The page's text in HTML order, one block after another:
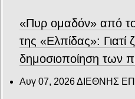
«Πυρ ομαδόν» από
της «Ελπίδας»: Γιατί
δημοσιοποίηση των
Αυγ 07, 2026ΔΙΕΘΝΗΣ